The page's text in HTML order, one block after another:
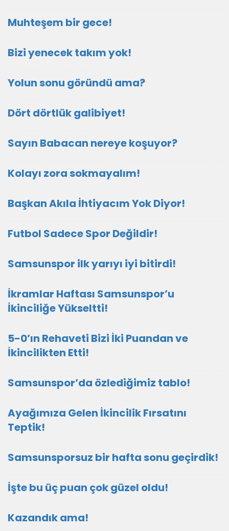
Muhteşem bir gece!
Bizi yenecek takım yok!
Yolun sonu göründü ama?
Dört dörtlük galibiyet!
Sayın Babacan nereye koşuyor?
Kolayı zora sokmayalım!
Başkan Akıla İhtiyacım Yok Diyor!
Futbol Sadece Spor Değildir!
Samsunspor ilk yarıyı iyi bitirdi!
İkramlar Haftası Samsunspor’u
İkinciliğe Yükseltti!
5-0’ın Rehaveti Bizi İki Puandan ve
İkincilikten Etti!
Samsunspor’da özlediğimiz tablo!
Ayağımıza Gelen İkincilik Fırsatını
Teptik!
Samsunsporsuz bir hafta sonu geçirdik!
İşte bu üç puan çok güzel oldu!
Kazandık ama!